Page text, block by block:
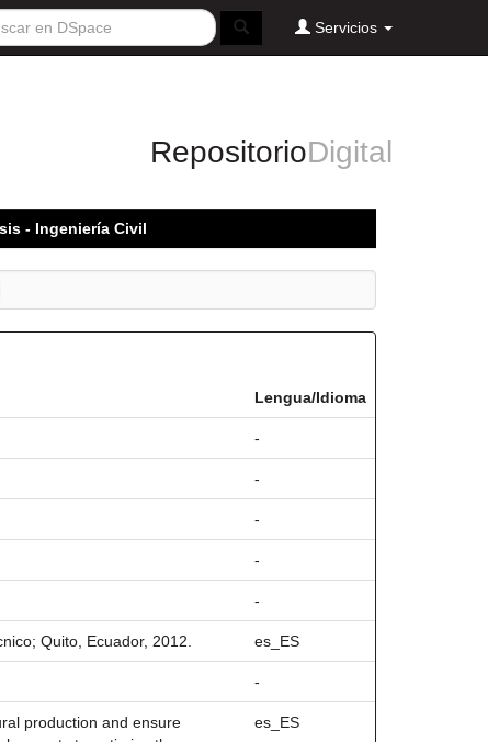
Servicios
RepositorioDigital
- Ingeniería Civil
Lengua/Idioma
-
-
-
-
-
Quito, Ecuador, 2012. es_ES
-
production and ensure
es_ES